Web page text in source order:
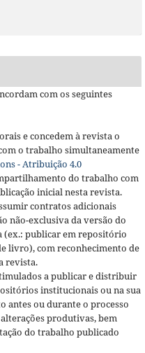
com os seguintes
e concedem à revista o
o trabalho simultaneamente
- Atribuição 4.0
do trabalho com
inicial nesta revista.
contratos adicionais
não-exclusiva da versão do
(ex.: publicar em repositório
livro), com reconhecimento de
revista.
a publicar e distribuir
institucionais ou na sua
antes ou durante o processo
produtivas, bem
do trabalho publicado